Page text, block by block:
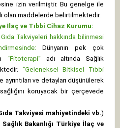
izin verilmiştir. Bu genelge ile
olan maddelerde belirtilmektedir.
İlaç ve Tıbbi Cihaz Kurumu:
Takviyeleri hakkında bilinmesi
Dünyanın pek çok
“Fitoterapi” adı altında Sağlık
"Geleneksel Bitkisel Tıbbi
ayrıntıları ve detayları düşünülerek
sağlığını koruyacak bir çerçevede
Takviyesi mahiyetindeki vb.)
Sağlık Bakanlığı Türkiye İlaç ve